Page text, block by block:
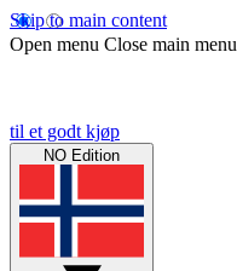
Skip to main content
Open menu Close main menu
til et godt kjøp
NO Edition